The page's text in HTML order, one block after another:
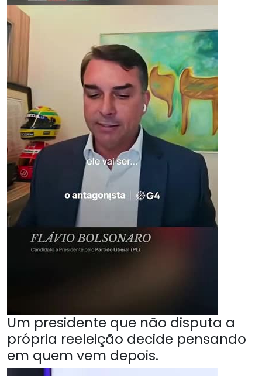
Um presidente que não disputa a
própria reeleição decide pensando
em quem vem depois.